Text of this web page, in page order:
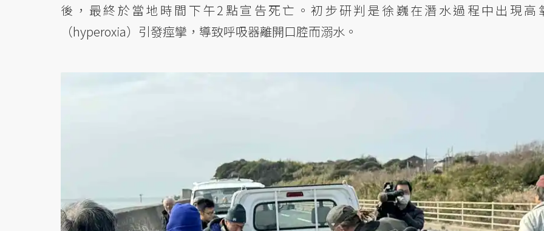
後，最終於當地時間下午2點宣告死亡。初步研判是徐巍在潛水過程中出現高
（hyperoxia）引發痙攣，導致呼吸器離開口腔而溺水。